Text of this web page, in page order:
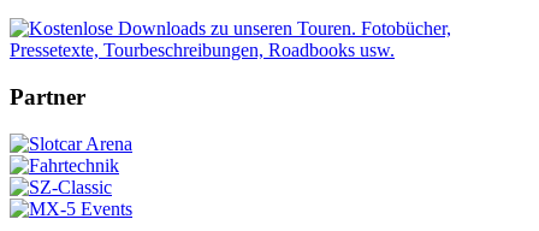
Partner